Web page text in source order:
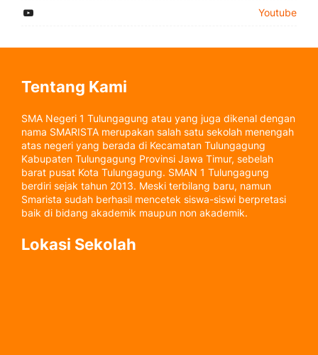
Youtube
Tentang Kami
SMA Negeri 1 Tulungagung atau yang juga dikenal dengan
nama SMARISTA merupakan salah satu sekolah menengah
atas negeri yang berada di Kecamatan Tulungagung
Kabupaten Tulungagung Provinsi Jawa Timur, sebelah
barat pusat Kota Tulungagung. SMAN 1 Tulungagung
berdiri sejak tahun 2013. Meski terbilang baru, namun
Smarista sudah berhasil mencetek siswa-siswi berpretasi
baik di bidang akademik maupun non akademik.
Lokasi Sekolah